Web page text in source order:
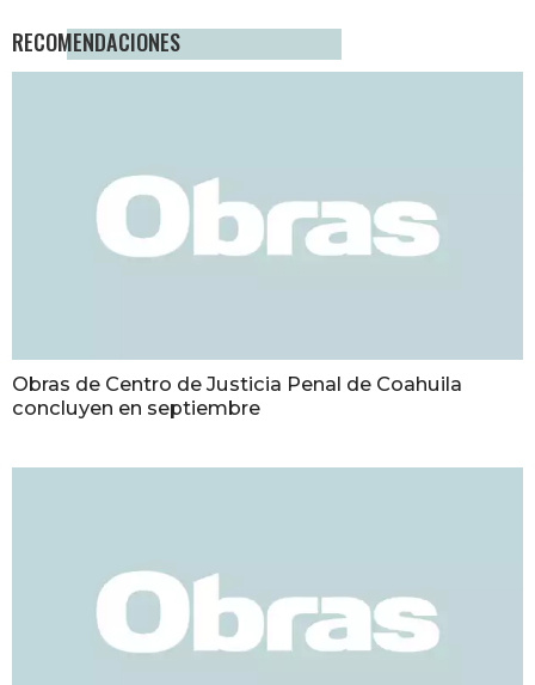
RECOMENDACIONES
Obras de Centro de Justicia Penal de Coahuila
concluyen en septiembre